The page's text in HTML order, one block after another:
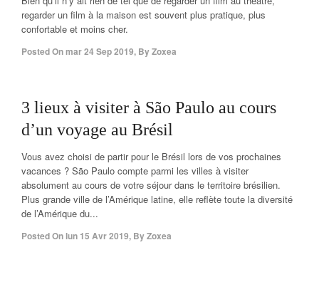
regarder un film à la maison est souvent plus pratique, plus
confortable et moins cher.
Posted Onmar 24 Sep 2019, ByZoxea
3 lieux à visiter à São Paulo au cours
d’un voyage au Brésil
Vous avez choisi de partir pour le Brésil lors de vos prochaines
vacances ? São Paulo compte parmi les villes à visiter
absolument au cours de votre séjour dans le territoire brésilien.
Plus grande ville de l’Amérique latine, elle reflète toute la diversité
de l’Amérique du...
Posted On lun 15 Avr 2019, ByZoxea